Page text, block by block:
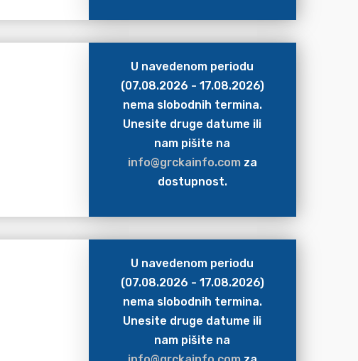
U navedenom periodu
(07.08.2026 - 17.08.2026)
nema slobodnih termina.
Unesite druge datume ili
nam pišite na
info@grckainfo.comza
dostupnost.
U navedenom periodu
(07.08.2026 - 17.08.2026)
nema slobodnih termina.
Unesite druge datume ili
nam pišite na